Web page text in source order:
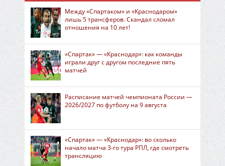
Между «Спартаком» и «Краснодаром»
лишь 5 трансферов. Скандал сломал
отношения на 10 лет!
«Спартак» — «Краснодар»: как команды
играли друг с другом последние пять
матчей
Расписание матчей чемпионата России —
2026/2027 по футболу на 9 августа
«Спартак» — «Краснодар»: во сколько
начало матча 3-го тура РПЛ, где смотреть
трансляцию